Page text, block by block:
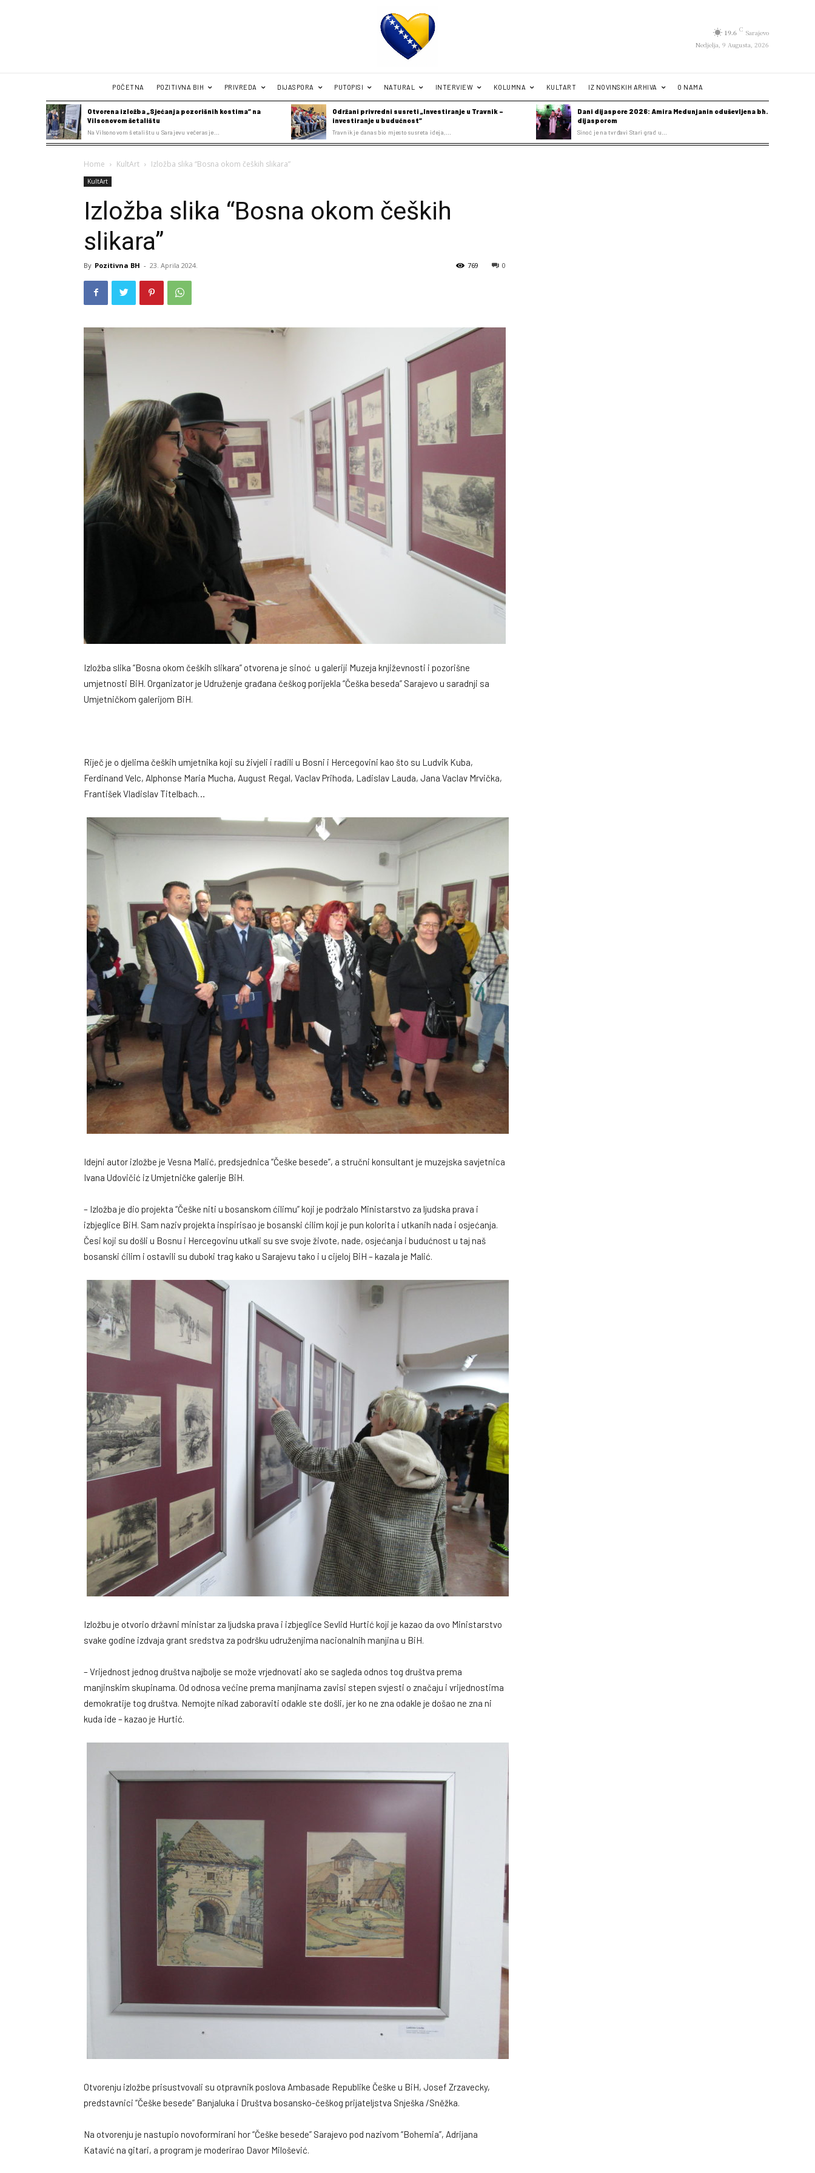
19.6 C Sarajevo
Nedjelja, 9 Augusta, 2026
POČETNA POZITIVNA BIH PRIVREDA DIJASPORA PUTOPISI NATURAL INTERVIEW KOLUMNA KULTART IZ NOVINSKIH ARHIVA O NAMA
Otvorena izložba „Sjećanja pozorišnih kostima“ na
Vilsonovom šetalištu
Na Vilsonovom šetalištu u Sarajevu večeras je...
Održani privredni susreti „Investiranje u Travnik –
investiranje u budućnost“
Travnik je danas bio mjesto susreta ideja,...
Dani dijaspore 2026: Amira Medunjanin oduševljena bh.
dijasporom
Sinoć je na tvrđavi Stari grad u...
Home KultArt Izložba slika “Bosna okom čeških slikara”
KultArt
Izložba slika “Bosna okom čeških
slikara”
By Pozitivna BH - 23. Aprila 2024. 0
769
Izložba slika “Bosna okom čeških slikara” otvorena je sinoć u galeriji Muzeja književnosti i pozorišne
umjetnosti BiH. Organizator je Udruženje građana češkog porijekla “Češka beseda” Sarajevo u saradnji sa
Umjetničkom galerijom BiH.
Riječ je o djelima čeških umjetnika koji su živjeli i radili u Bosni i Hercegovini kao što su Ludvik Kuba,
Ferdinand Velc, Alphonse Maria Mucha, August Regal, Vaclav Prihoda, Ladislav Lauda, Jana Vaclav Mrvička,
František Vladislav Titelbach…
Idejni autor izložbe je Vesna Malić, predsjednica “Češke besede”, a stručni konsultant je muzejska savjetnica
Ivana Udovičić iz Umjetničke galerije BiH.
– Izložba je dio projekta “Češke niti u bosanskom ćilimu” koji je podržalo Ministarstvo za ljudska prava i
izbjeglice BiH. Sam naziv projekta inspirisao je bosanski ćilim koji je pun kolorita i utkanih nada i osjećanja.
Česi koji su došli u Bosnu i Hercegovinu utkali su sve svoje živote, nade, osjećanja i budućnost u taj naš
bosanski ćilim i ostavili su duboki trag kako u Sarajevu tako i u cijeloj BiH – kazala je Malić.
Izložbu je otvorio državni ministar za ljudska prava i izbjeglice Sevlid Hurtić koji je kazao da ovo Ministarstvo
svake godine izdvaja grant sredstva za podršku udruženjima nacionalnih manjina u BiH.
– Vrijednost jednog društva najbolje se može vrjednovati ako se sagleda odnos tog društva prema
manjinskim skupinama. Od odnosa većine prema manjinama zavisi stepen svjesti o značaju i vrijednostima
demokratije tog društva. Nemojte nikad zaboraviti odakle ste došli, jer ko ne zna odakle je došao ne zna ni
kuda ide – kazao je Hurtić.
Otvorenju izložbe prisustvovali su otpravnik poslova Ambasade Republike Češke u BiH, Josef Zrzavecky,
predstavnici “Češke besede” Banjaluka i Društva bosansko-češkog prijateljstva Snješka /Sněžka.
Na otvorenju je nastupio novoformirani hor “Češke besede” Sarajevo pod nazivom “Bohemia”, Adrijana
Katavić na gitari, a program je moderirao Davor Milošević.